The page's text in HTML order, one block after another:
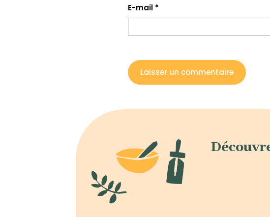
E-mail *